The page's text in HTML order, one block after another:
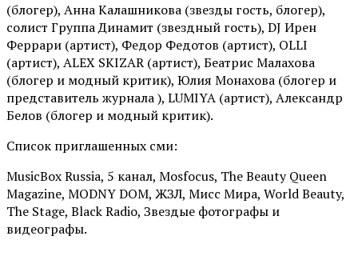
(блогер), Анна Калашникова (звезды гость, блогер),
солист Группа Динамит (звездный гость), DJ Ирен
Феррари (артист), Федор Федотов (артист), OLLI
(артист), ALEX SKIZAR (артист), Беатрис Малахова
(блогер и модный критик), Юлия Монахова (блогер и
представитель журнала ), LUMIYA (артист), Александр
Белов (блогер и модный критик).
Список приглашенных сми:
MusicBox Russia, 5 канал, Mosfocus, The Beauty Queen
Magazine, MODNY DOM, ЖЗЛ, Мисс Мира, World Beauty,
The Stage, Black Radio, Звездые фотографы и
видеографы.